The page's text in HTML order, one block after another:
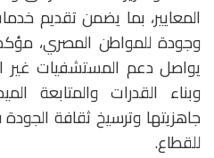
المعايير، بما يضمن تقديم
وجودة للمواطن المصري،
يواصل دعم المستشفيات غير
وبناء القدرات والمتابعة
جاهزيتها وترسيخ ثقافة
للقطاع.